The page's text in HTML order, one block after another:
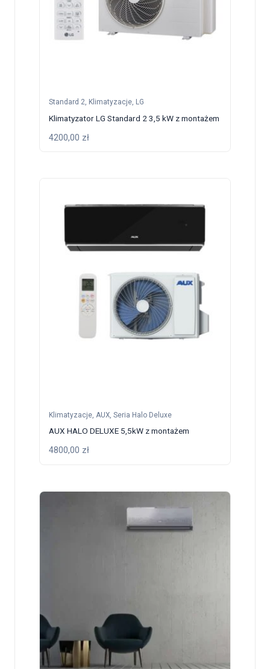
Standard 2, Klimatyzacje, LG
Klimatyzator LG Standard 2 3,5 kW z montażem
4200,00 zł
Klimatyzacje AUX ,Seria Halo Deluxe
AUX HALO DELUXE 5,5kW z montażem
4800,00 zł